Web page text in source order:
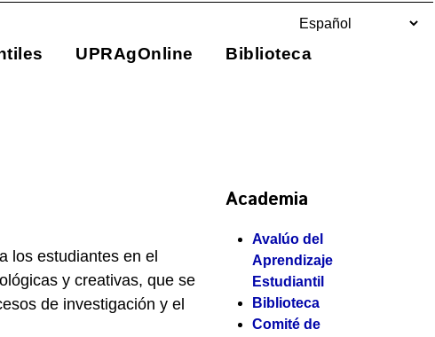
UPRAgOnline Biblioteca
los estudiantes en el
y creativas, que se
de investigación y el
Academia
Avalúo del
Aprendizaje
Estudiantil
Biblioteca
Comité de